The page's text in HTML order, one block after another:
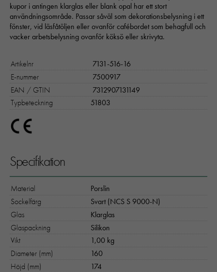
kupor i antingen klarglas eller blank opal har ett stort
användningsområde. Passar såväl som dekorationsbelysning i ett
fönster, vid läsfåtöljen eller ovanför cafébordet som behagfull och
vacker arbetsbelysning ovanför köksö eller skrivyta.
Artikelnr
7131-516-16
E-nummer
7500917
EAN / GTIN
7312907131149
Typbeteckning
51803
Specifikation
Material
Porslin
Sockelfärg
Svart (NCS S 9000-N)
Glas
Klarglas
Glaspackning
Silikon
Vikt
1,00 kg
Diameter (mm)
160
Höjd (mm)
174